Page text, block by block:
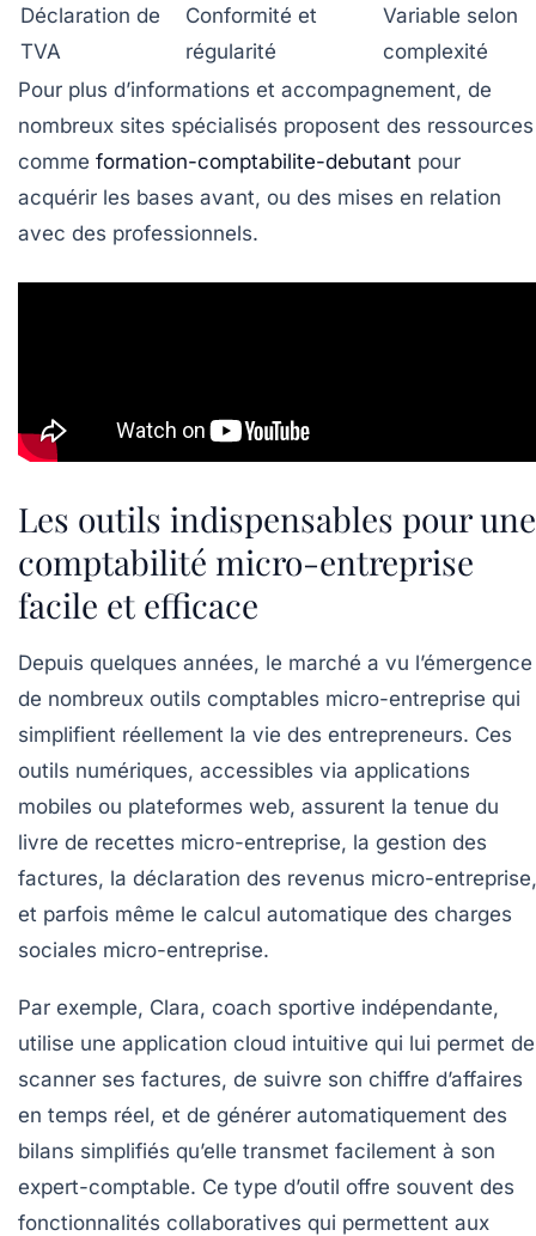
Déclaration de
TVA
Conformité et
régularité
Variable selon
complexité
Pour plus d’informations et accompagnement, de
nombreux sites spécialisés proposent des ressources
comme formation-comptabilite-debutant pour
acquérir les bases avant, ou des mises en relation
avec des professionnels.
Les outils indispensables pour une
comptabilité micro-entreprise
facile et efficace
Depuis quelques années, le marché a vu l’émergence
de nombreux outils comptables micro-entreprise qui
simplifient réellement la vie des entrepreneurs. Ces
outils numériques, accessibles via applications
mobiles ou plateformes web, assurent la tenue du
livre de recettes micro-entreprise, la gestion des
factures, la déclaration des revenus micro-entreprise,
et parfois même le calcul automatique des charges
sociales micro-entreprise.
Par exemple, Clara, coach sportive indépendante,
utilise une application cloud intuitive qui lui permet de
scanner ses factures, de suivre son chiffre d’affaires
en temps réel, et de générer automatiquement des
bilans simplifiés qu’elle transmet facilement à son
expert-comptable. Ce type d’outil offre souvent des
fonctionnalités collaboratives qui permettent aux